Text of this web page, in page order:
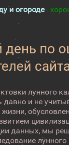
и огороде-
день по
лунного
давно и не
данных, мы